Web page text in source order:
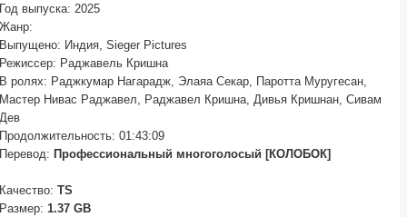
Год выпуска: 2025
Жанр:
Выпущено: Индия, Sieger Pictures
Режиссер: Раджавель Кришна
В ролях: Раджкумар Нагарадж, Элаяа Секар, Паротта Муругесан,
Мастер Нивас Раджавел, Раджавел Кришна, Дивья Кришнан, Сивам
Дев
Продолжительность: 01:43:09
Перевод: Профессиональный многоголосый [КОЛОБОК]
Качество: TS
Размер: 1.37 GB